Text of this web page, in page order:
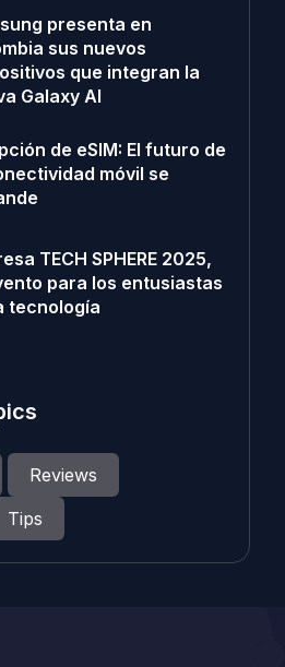
presenta en
sus nuevos
que integran la
Galaxy AI
de eSIM: El futuro de
móvil se
TECH SPHERE 2025,
para los entusiastas
tecnología
Reviews
Tips